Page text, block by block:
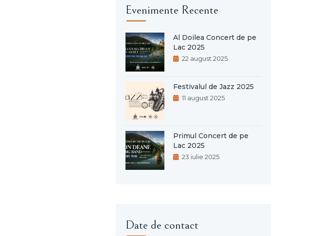
Evenimente Recente
Al Doilea Concert de pe
Lac 2025
22 august 2025
Festivalul de Jazz 2025
11 august 2025
Primul Concert de pe
Lac 2025
23 iulie 2025
Date de contact